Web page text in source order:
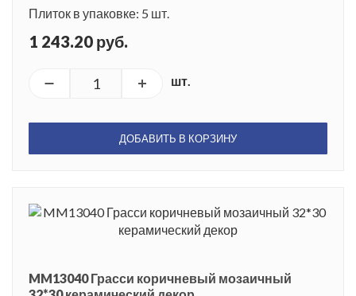
Плиток в упаковке: 5 шт.
1 243.20 руб.
шт.
ДОБАВИТЬ В КОРЗИНУ
MM13040 Грасси коричневый мозаичный